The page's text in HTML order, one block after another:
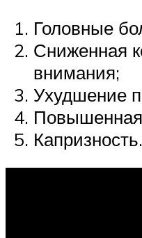
Головные
Сниженная
внимания;
Ухудшение
Капризность.